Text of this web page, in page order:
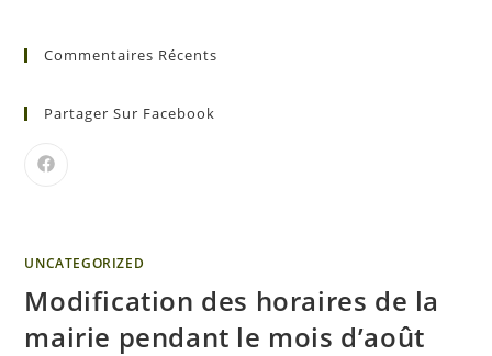
Commentaires Récents
Partager Sur Facebook
UNCATEGORIZED
Modification des horaires de la
mairie pendant le mois d’août